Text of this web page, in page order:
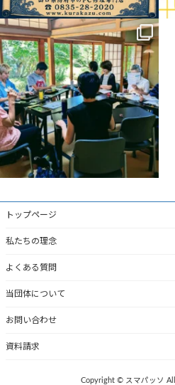
.
8月に入って
益々暑さ厳しい日が続きますね
猛暑の中ですが、今週は...
3
トップページ
私たちの理念
よくある質問
当団体について
お問い合わせ
資料請求
Copyright © スマパッソ